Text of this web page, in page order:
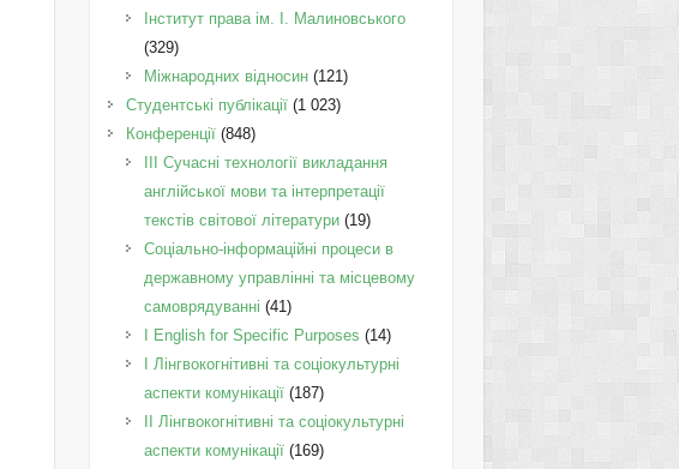
Інститут права ім. І. Малиновського
(329)
Міжнародних відносин(121)
Студентські публікації(1 023)
Конференції(848)
III Сучасні технології викладання
англійської мови та інтерпретації
текстів світової літератури(19)
Соціально-інформаційні процеси в
державному управлінні та місцевому
самоврядуванні (41)
І English for Specific Purposes (14)
I Лінгвокогнітивні та соціокультурні
аспекти комунікації(187)
IІ Лінгвокогнітивні та соціокультурні
аспекти комунікації(169)